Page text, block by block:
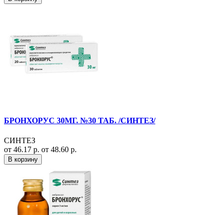
БРОНХОРУС 30МГ. №30 ТАБ. /СИНТЕЗ/
СИНТЕЗ
от 46.17 р. от 48.60 р.
В корзину